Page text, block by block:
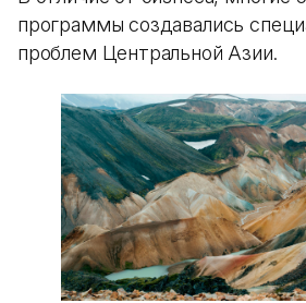
программы создавались
проблем Центральной Азии.